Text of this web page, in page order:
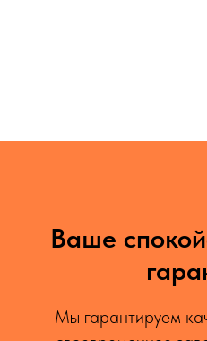
Ваше
Мы гарантируем